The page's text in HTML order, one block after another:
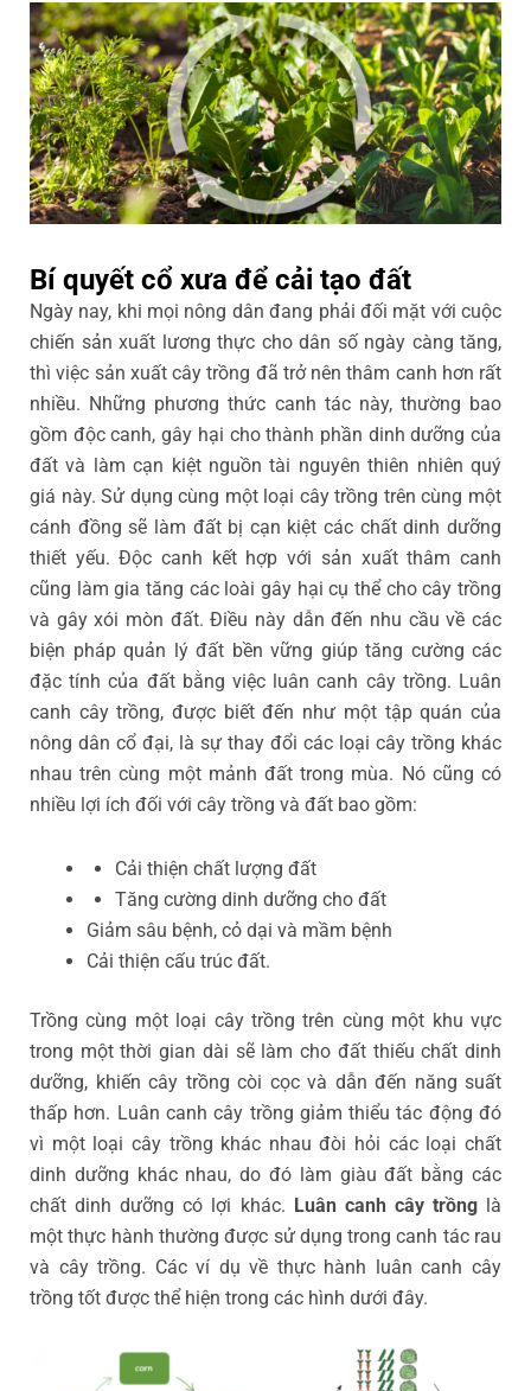
Bí quyết cổ xưa để cải tạo đất
Ngày nay, khi mọi nông dân đang phải đối mặt với cuộc
chiến sản xuất lương thực cho dân số ngày càng tăng,
thì việc sản xuất cây trồng đã trở nên thâm canh hơn rất
nhiều. Những phương thức canh tác này, thường bao
gồm độc canh, gây hại cho thành phần dinh dưỡng của
đất và làm cạn kiệt nguồn tài nguyên thiên nhiên quý
giá này. Sử dụng cùng một loại cây trồng trên cùng một
cánh đồng sẽ làm đất bị cạn kiệt các chất dinh dưỡng
thiết yếu. Độc canh kết hợp với sản xuất thâm canh
cũng làm gia tăng các loài gây hại cụ thể cho cây trồng
và gây xói mòn đất. Điều này dẫn đến nhu cầu về các
biện pháp quản lý đất bền vững giúp tăng cường các
đặc tính của đất bằng việc luân canh cây trồng. Luân
canh cây trồng, được biết đến như một tập quán của
nông dân cổ đại, là sự thay đổi các loại cây trồng khác
nhau trên cùng một mảnh đất trong mùa. Nó cũng có
nhiều lợi ích đối với cây trồng và đất bao gồm:
Cải thiện chất lượng đất
Tăng cường dinh dưỡng cho đất
Giảm sâu bệnh, cỏ dại và mầm bệnh
Cải thiện cấu trúc đất.
Trồng cùng một loại cây trồng trên cùng một khu vực
trong một thời gian dài sẽ làm cho đất thiếu chất dinh
dưỡng, khiến cây trồng còi cọc và dẫn đến năng suất
thấp hơn. Luân canh cây trồng giảm thiểu tác động đó
vì một loại cây trồng khác nhau đòi hỏi các loại chất
dinh dưỡng khác nhau, do đó làm giàu đất bằng các
chất dinh dưỡng có lợi khác. Luân canh cây trồng
là
một thực hành thường được sử dụng trong canh tác rau
và cây trồng. Các ví dụ về thực hành luân canh cây
trồng tốt được thể hiện trong các hình dưới đây.